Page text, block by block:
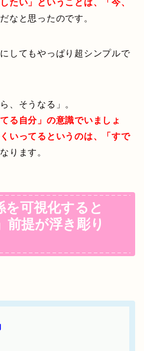
たい」ということは、「今、
なと思ったのです。
してもやっぱり超シンプルで
、そうなる」。
る自分」の意識でいましょ
いってるというのは、「すで
ります。
を可視化すると
前提が浮き彫り